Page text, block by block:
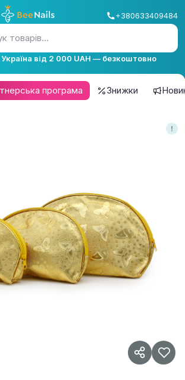
+380633409484
товарів...
від 2 000 UAH — безкоштовно
програма Знижки